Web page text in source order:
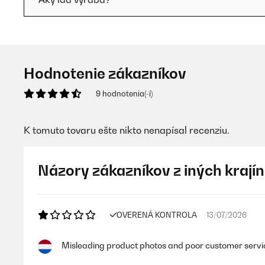
Hodnotenie zákazníkov
9 hodnotenia(-í)
K tomuto tovaru ešte nikto nenapísal recenziu.
Názory zákazníkov z iných krajín
OVERENÁ KONTROLA 13/07/2026
Misleading product photos and poor customer